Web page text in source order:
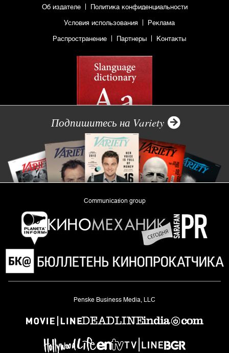
Об издателе Политика конфиденциальности
Условия использования Реклама
Распространение Партнеры Контакты
Подпишитесь на Variety
Communication group
«Planeta Inform»
Penske Business Media, LLC